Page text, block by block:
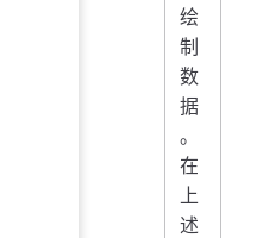
绘
制
数
据
。
在
上
述